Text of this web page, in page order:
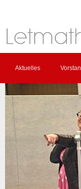
Aktuelles